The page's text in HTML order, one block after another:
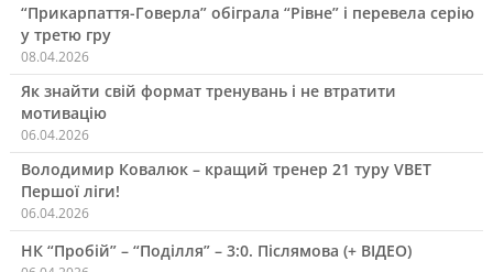
“Прикарпаття-Говерла” обіграла “Рівне” і перевела серію
у третю гру
08.04.2026
Як знайти свій формат тренувань і не втратити
мотивацію
06.04.2026
Володимир Ковалюк – кращий тренер 21 туру VBET
Першої ліги!
06.04.2026
НК “Пробій” – “Поділля” – 3:0. Післямова (+ ВІДЕО)